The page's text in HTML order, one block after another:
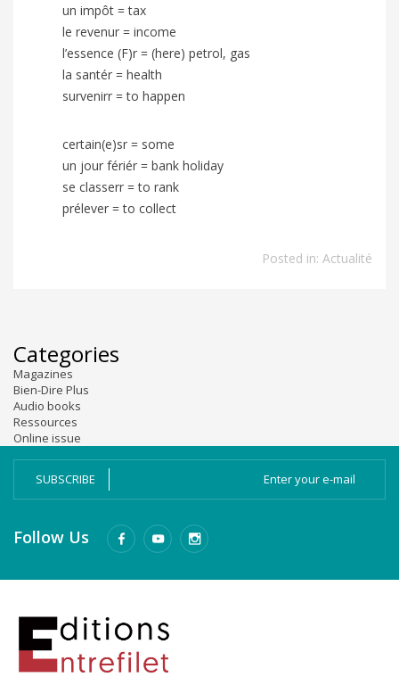
un impôt = tax
le revenur = income
l’essence (F)r = (here) petrol, gas
la santér = health
survenirr = to happen
certain(e)sr = some
un jour fériér = bank holiday
se classerr = to rank
prélever = to collect
Posted in: Actualité
Categories
Magazines
Bien-Dire Plus
Audio books
Ressources
Online issue
SUBSCRIBE
Follow Us